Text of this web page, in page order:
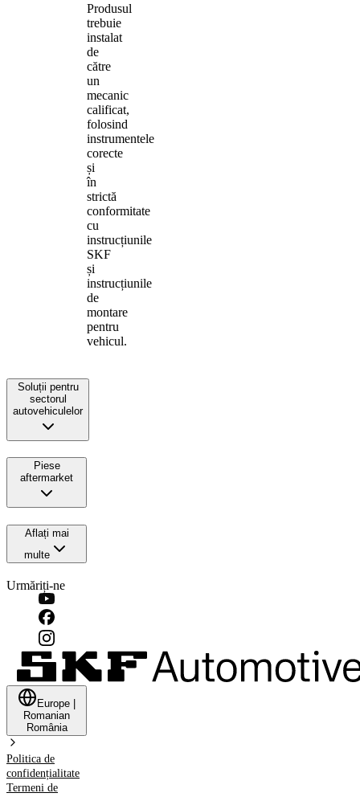
Produsul
trebuie
instalat
de
către
un
mecanic
calificat,
folosind
instrumentele
corecte
și
în
strictă
conformitate
cu
instrucțiunile
SKF
și
instrucțiunile
de
montare
pentru
vehicul.
Soluții pentru
sectorul
autovehiculelor
Piese
aftermarket
Aflați mai
multe
Urmăriți-ne
Europe
Romanian
România
Politica de
confidențialitate
Termeni de